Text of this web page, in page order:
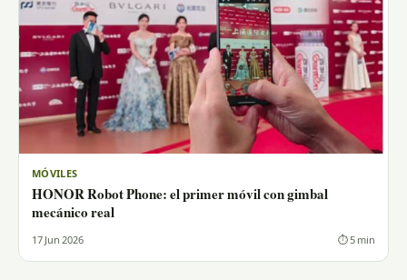
MÓVILES
HONOR Robot Phone: el primer móvil con gimbal
mecánico real
17 Jun 2026 ⏱ 5 min